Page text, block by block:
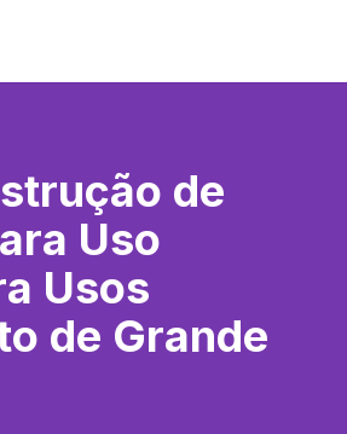
de
Uso
Usos
de Grande